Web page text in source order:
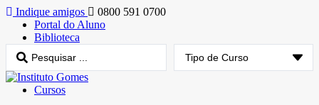
Indique amigos
0800 591 0700
Portal do Aluno
Biblioteca
Cursos